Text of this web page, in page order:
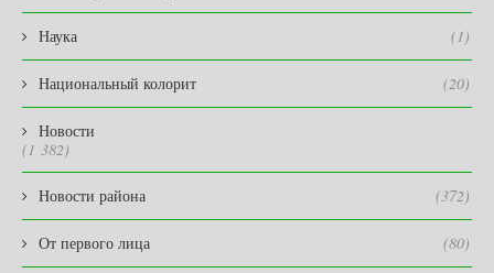
Наука (1)
Национальный колорит (20)
Новости
(1 382)
Новости района (372)
От первого лица (80)